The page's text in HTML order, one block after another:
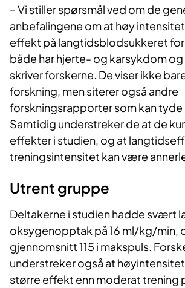
– Vi stiller spørsmål ved om de
anbefalingene om at høy
effekt på langtidsblodsukkeret
både har hjerte- og karsykdom
skriver forskerne. De viser ikke
forskning, men siterer også andre
forskningsrapporter som kan tyde
Samtidig understreker de at de
effekter i studien, og at
treningsintensitet kan være
Utrent gruppe
Deltakerne i studien hadde svært
oksygenopptak på 16 ml/kg/min,
gjennomsnitt 115 i makspuls.
understreker også at
større effekt enn moderat trening